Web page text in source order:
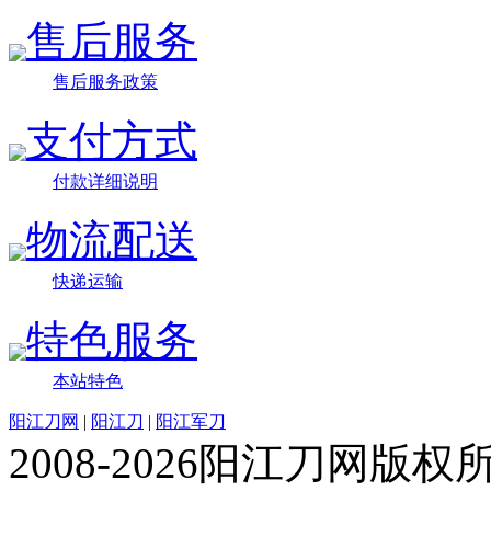
售后服务
售后服务政策
支付方式
付款详细说明
物流配送
快递运输
特色服务
本站特色
阳江刀网 | 阳江刀 | 阳江军刀
2008-2026阳江刀网版权